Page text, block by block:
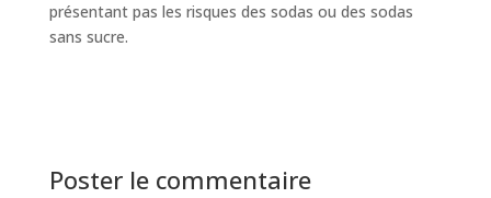
présentant pas les risques des sodas ou des sodas
sans sucre.
Poster le commentaire